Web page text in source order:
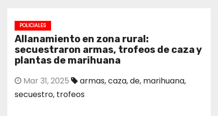
POLICIALES
Allanamiento en zona rural:
secuestraron armas, trofeos de caza y
plantas de marihuana
Mar 31, 2025 armas,caza,de, marihuana,
secuestro, trofeos